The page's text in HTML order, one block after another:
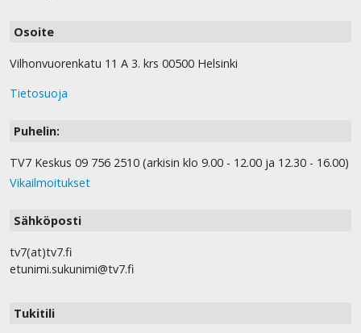
Osoite
Vilhonvuorenkatu 11 A 3. krs 00500 Helsinki
Tietosuoja
Puhelin:
TV7 Keskus 09 756 2510 (arkisin klo 9.00 - 12.00 ja 12.30 - 16.00)
Vikailmoitukset
Sähköposti
tv7(at)tv7.fi
etunimi.sukunimi@tv7.fi
Tukitili